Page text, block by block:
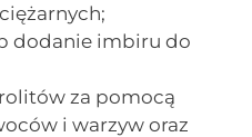
dodanie imbiru do
za pomocą
i warzyw oraz